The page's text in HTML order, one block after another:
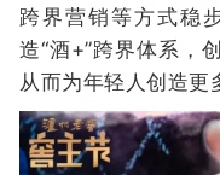
跨界营销等方式稳
造“酒+”跨界体系，
从而为年轻人创造更